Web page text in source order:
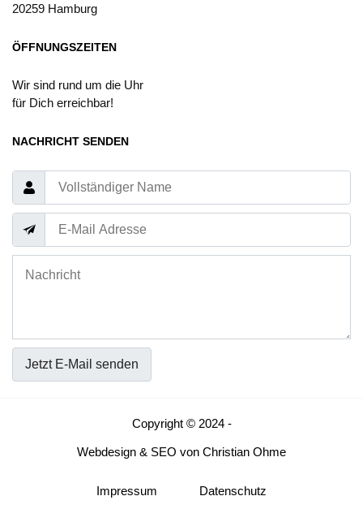
20259 Hamburg
ÖFFNUNGSZEITEN
Wir sind rund um die Uhr
für Dich erreichbar!
NACHRICHT SENDEN
Jetzt E-Mail senden
Copyright © 2024 -
Webdesign & SEO von Christian Ohme
Impressum Datenschutz